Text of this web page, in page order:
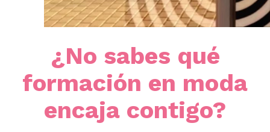
¿No sabes qué
formación en moda
encaja contigo?